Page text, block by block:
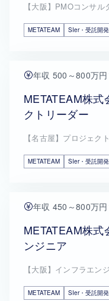
【大阪】PMOコンサル
METATEAM SIer・受託開発
年収 500～800万円
METATEAM株
クトリーダー
【名古屋】プロジェク
METATEAM SIer・受託開発
年収 450～800万円
METATEAM株
ンジニア
【大阪】インフラエン
METATEAM SIer・受託開発